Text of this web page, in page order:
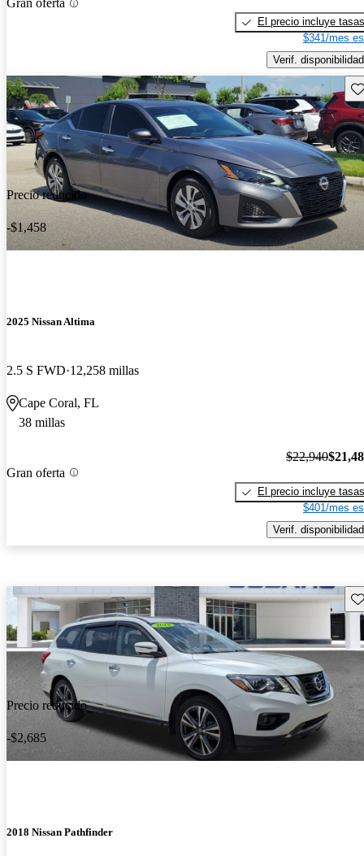
Gran oferta
El precio incluye tasas
$341/mes
Verif. disponibilidad
Precio reducido
-$1,458
2025 Nissan Altima
2.5 S FWD 12,258 millas
Cape Coral, FL
38 millas
Gran oferta
$22,940
El precio incluye tasas
$401/mes
Verif. disponibilidad
Precio reducido
-$2,685
2018 Nissan Pathfinder